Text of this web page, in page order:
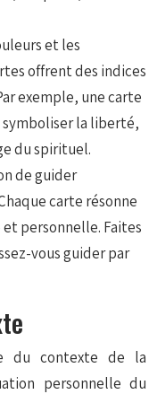
et les
offrent des indices
exemple, une carte
la liberté,
du spirituel.
de guider
carte résonne
et personnelle. Faites
vous guider par
du contexte de la
personnelle du